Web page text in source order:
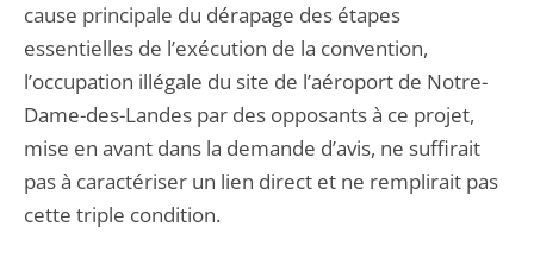
cause principale du dérapage des étapes
essentielles de l’exécution de la convention,
l’occupation illégale du site de l’aéroport de Notre-
Dame-des-Landes par des opposants à ce projet,
mise en avant dans la demande d’avis, ne suffirait
pas à caractériser un lien direct et ne remplirait pas
cette triple condition.